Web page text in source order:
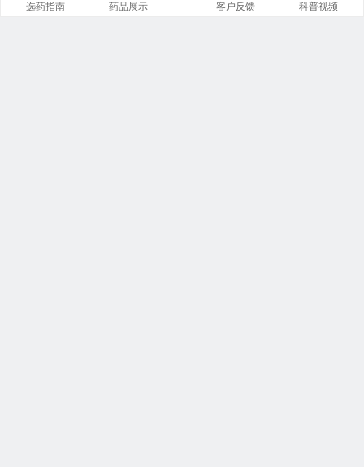
选药指南 药品展示 客户反馈 科普视频